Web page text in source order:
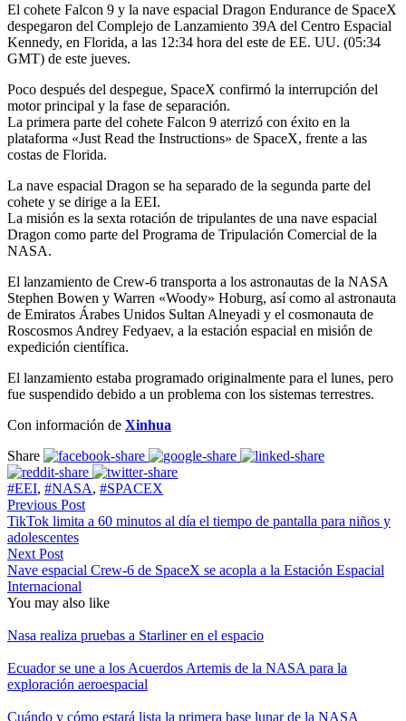
El cohete Falcon 9 y la nave espacial Dragon Endurance de SpaceX
despegaron del Complejo de Lanzamiento 39A del Centro Espacial
Kennedy, en Florida, a las 12:34 hora del este de EE. UU. (05:34
GMT) de este jueves.
Poco después del despegue, SpaceX confirmó la interrupción del
motor principal y la fase de separación.
La primera parte del cohete Falcon 9 aterrizó con éxito en la
plataforma «Just Read the Instructions» de SpaceX, frente a las
costas de Florida.
La nave espacial Dragon se ha separado de la segunda parte del
cohete y se dirige a la EEI.
La misión es la sexta rotación de tripulantes de una nave espacial
Dragon como parte del Programa de Tripulación Comercial de la
NASA.
El lanzamiento de Crew-6 transporta a los astronautas de la NASA
Stephen Bowen y Warren «Woody» Hoburg, así como al astronauta
de Emiratos Árabes Unidos Sultan Alneyadi y el cosmonauta de
Roscosmos Andrey Fedyaev, a la estación espacial en misión de
expedición científica.
El lanzamiento estaba programado originalmente para el lunes, pero
fue suspendido debido a un problema con los sistemas terrestres.
Con información de Xinhua
Share
#EEI, #NASA, #SPACEX
Previous Post
TikTok limita a 60 minutos al día el tiempo de pantalla para niños y
adolescentes
Next Post
Nave espacial Crew-6 de SpaceX se acopla a la Estación Espacial
Internacional
You may also like
Nasa realiza pruebas a Starliner en el espacio
Ecuador se une a los Acuerdos Artemis de la NASA para la
exploración aeroespacial
Cuándo y cómo estará lista la primera base lunar de la NASA